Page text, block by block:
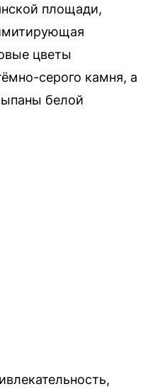
площади,
цветы
серого камня, а
белой